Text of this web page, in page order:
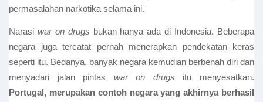
permasalahan narkotika selama ini.
Narasi war on drugs bukan hanya ada di Indonesia. Beberapa
negara juga tercatat pernah menerapkan pendekatan keras
seperti itu. Bedanya, banyak negara kemudian berbenah diri dan
menyadari jalan pintas war on drugs itu menyesatkan.
Portugal, merupakan contoh negara yang akhirnya berhasil